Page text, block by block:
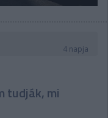
4 napja
tudják, mi